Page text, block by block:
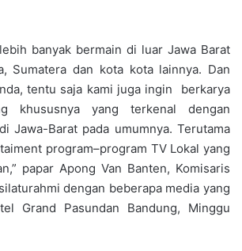
banyak bermain di luar Jawa Barat
Sumatera dan kota kota lainnya. Dan
tentu saja kami juga ingin berkarya
khususnya yang terkenal dengan
Jawa-Barat pada umumnya. Terutama
program–program TV Lokal yang
papar Apong Van Banten, Komisaris
dengan beberapa media yang
Grand Pasundan Bandung, Minggu